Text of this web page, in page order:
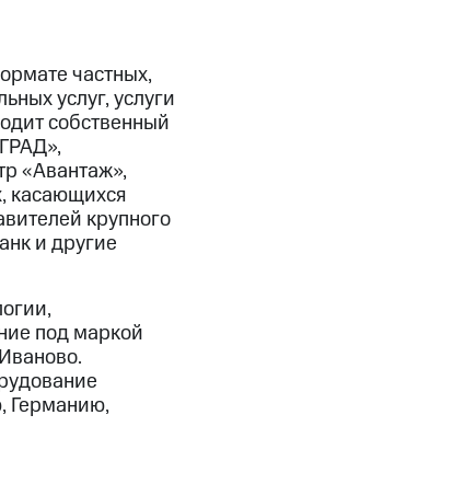
частных,
услуг, услуги
собственный
«Авантаж»,
касающихся
крупного
и другие
под маркой
Германию,